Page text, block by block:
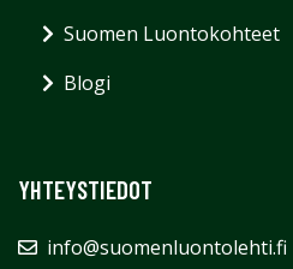
Suomen Luontokohteet
Blogi
YHTEYSTIEDOT
info@suomenluontolehti.fi